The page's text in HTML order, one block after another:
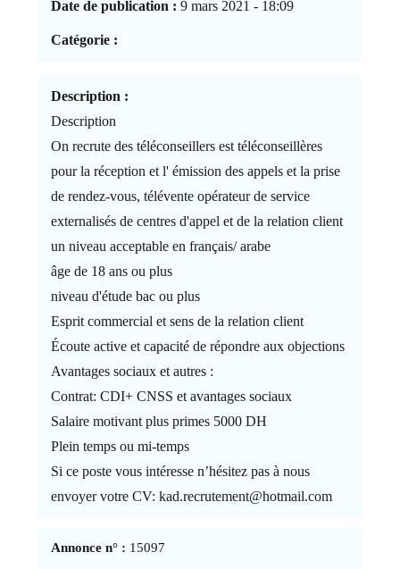
Date de publication : 9 mars 2021 - 18:09
Catégorie :
Description :
Description
On recrute des téléconseillers est téléconseillères
pour la réception et l' émission des appels et la prise
de rendez-vous, télévente opérateur de service
externalisés de centres d'appel et de la relation client
un niveau acceptable en français/ arabe
âge de 18 ans ou plus
niveau d'étude bac ou plus
Esprit commercial et sens de la relation client
Écoute active et capacité de répondre aux objections
Avantages sociaux et autres :
Contrat: CDI+ CNSS et avantages sociaux
Salaire motivant plus primes 5000 DH
Plein temps ou mi-temps
Si ce poste vous intéresse n’hésitez pas à nous
envoyer votre CV: kad.recrutement@hotmail.com
Annonce n° : 15097